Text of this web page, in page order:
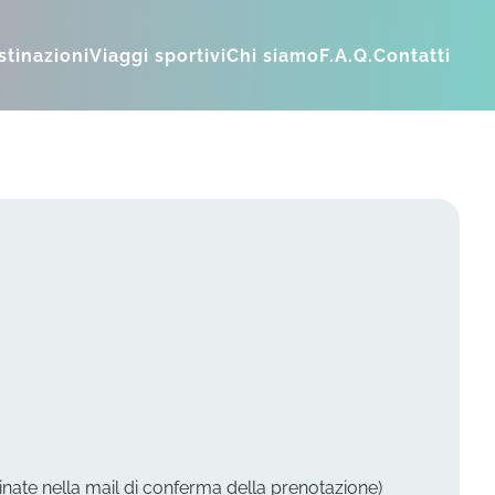
Viaggi sportiviChi siamoF.A.Q.Contatti
nella mail di conferma della prenotazione)